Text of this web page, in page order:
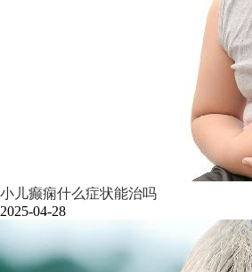
小儿癫痫什么症状能治吗
2025-04-28